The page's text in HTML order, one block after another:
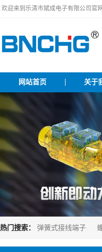
欢迎来到乐清市斌成电子有限公司官网
网站首页 关于
热门搜索： 弹簧式接线端子